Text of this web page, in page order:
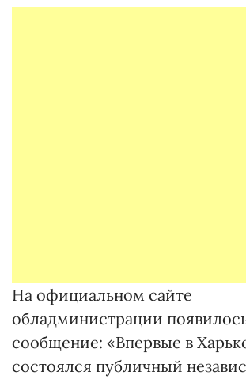
На официальном сайте
обладминистрации
сообщение: «Впервые в
состоялся публичный